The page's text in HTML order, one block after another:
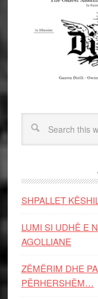
SHPALLET
LUMI SI UDHË E
AGOLLIANE
ZËMËRIM DHE
PËRHERSHËM…